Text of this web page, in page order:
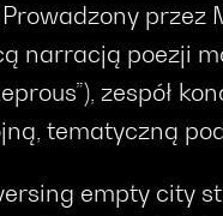
przez
narracją poezji
zespół
tematyczną
empty city